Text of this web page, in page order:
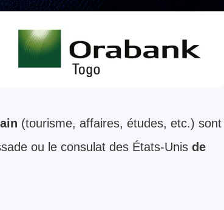
(tourisme, affaires, études, etc.) sont
ou le consulat des États-Unis de